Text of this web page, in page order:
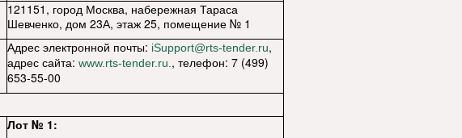
121151, город Москва, набережная Тараса
Шевченко, дом 23А, этаж 25, помещение № 1
Адрес электронной почты: iSupport@rts-tender.ru,
адрес сайта: www.rts-tender.ru. , телефон: 7 (499)
653-55-00
Лот № 1: